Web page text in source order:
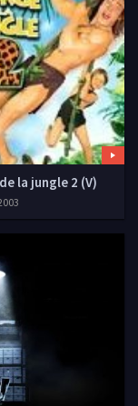
la jungle 2 (V)